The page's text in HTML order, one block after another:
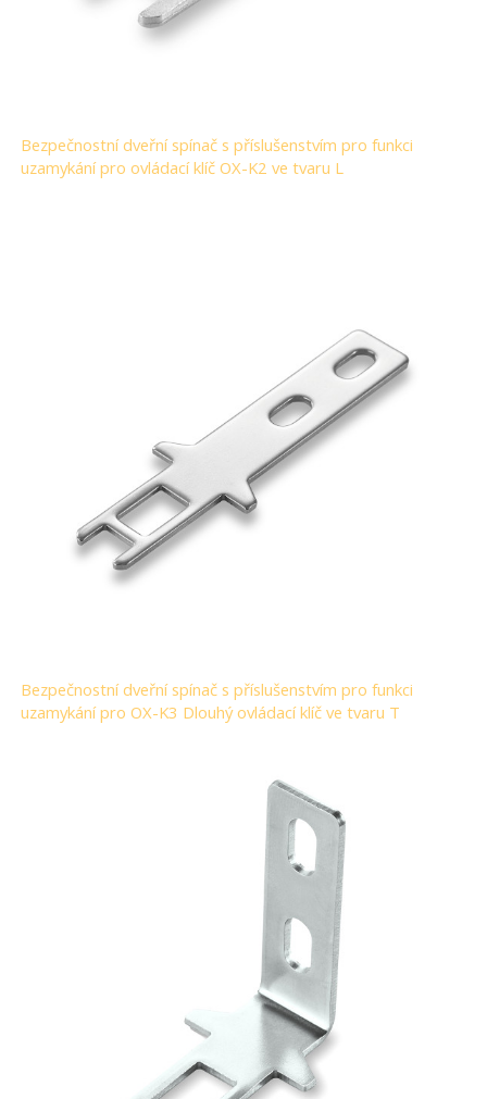
Bezpečnostní dveřní spínač s příslušenstvím pro funkci
uzamykání pro ovládací klíč OX-K2 ve tvaru L
Bezpečnostní dveřní spínač s příslušenstvím pro funkci
uzamykání pro OX-K3 Dlouhý ovládací klíč ve tvaru T